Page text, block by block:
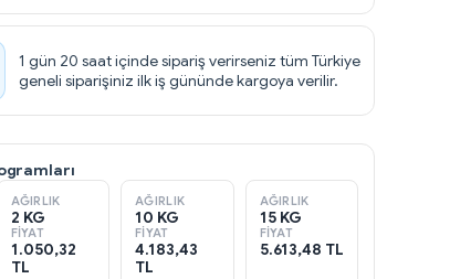
1 gün 20 saat içinde sipariş verirseniz tüm Türkiye
geneli siparişiniz ilk iş gününde kargoya verilir.
AĞIRLIK
2 KG
FIYAT
1.050,32
TL
AĞIRLIK
10 KG
FIYAT
4.183,43
TL
AĞIRLIK
15 KG
FIYAT
5.613,48 TL